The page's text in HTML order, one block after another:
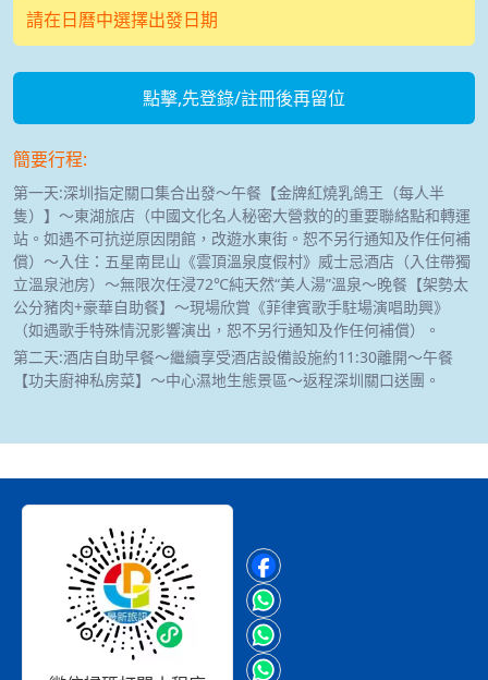
請在日曆中選擇出發日期
點擊,先登錄/註冊後再留位
簡要行程:
第一天:深圳指定關口集合出發～午餐【金牌紅燒乳鴿王（每人半
隻）】～東湖旅店（中國文化名人秘密大營救的的重要聯絡點和轉運
站。如遇不可抗逆原因閉館，改遊水東街。恕不另行通知及作任何補
償）～入住：五星南昆山《雲頂溫泉度假村》威士忌酒店（入住帶獨
立溫泉池房）～無限次任浸72℃純天然“美人湯”溫泉～晚餐【架勢太
公分豬肉+豪華自助餐】～現場欣賞《菲律賓歌手駐場演唱助興》
（如遇歌手特殊情況影響演出，恕不另行通知及作任何補償）。
第二天:酒店自助早餐～繼續享受酒店設備設施約11:30離開～午餐
【功夫廚神私房菜】～中心濕地生態景區～返程深圳關口送團。